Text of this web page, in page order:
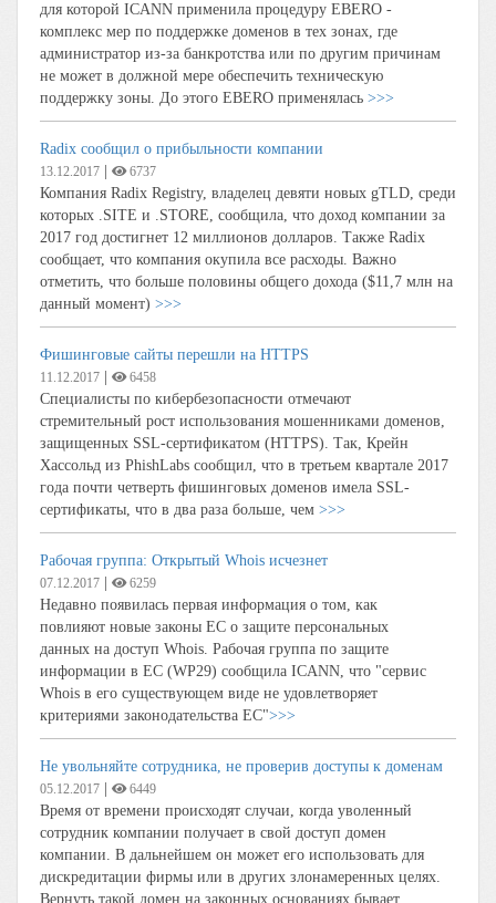
для которой ICANN применила процедуру EBERO -
комплекс мер по поддержке доменов в тех зонах, где
администратор из-за банкротства или по другим причинам
не может в должной мере обеспечить техническую
поддержку зоны. До этого EBERO применялась >>>
Radix сообщил о прибыльности компании
13.12.2017 6737
Компания Radix Registry, владелец девяти новых gTLD, среди
которых .SITE и .STORE, сообщила, что доход компании за
2017 год достигнет 12 миллионов долларов. Также Radix
сообщает, что компания окупила все расходы. Важно
отметить, что больше половины общего дохода ($11,7 млн на
данный момент) >>>
Фишинговые сайты перешли на HTTPS
11.12.2017 6458
Специалисты по кибербезопасности отмечают
стремительный рост использования мошенниками доменов,
защищенных SSL-сертификатом (HTTPS). Так, Крейн
Хассольд из PhishLabs сообщил, что в третьем квартале 2017
года почти четверть фишинговых доменов имела SSL-
сертификаты, что в два раза больше, чем >>>
Рабочая группа: Открытый Whois исчезнет
07.12.2017 6259
Недавно появилась первая информация о том, как
повлияют новые законы ЕС о защите персональных
данных на доступ Whois. Рабочая группа по защите
информации в ЕС (WP29) сообщила ICANN, что "сервис
Whois в его существующем виде не удовлетворяет
критериями законодательства ЕС">>>
Не увольняйте сотрудника, не проверив доступы к доменам
05.12.2017 6449
Время от времени происходят случаи, когда уволенный
сотрудник компании получает в свой доступ домен
компании. В дальнейшем он может его использовать для
дискредитации фирмы или в других злонамеренных целях.
Вернуть такой домен на законных основаниях бывает